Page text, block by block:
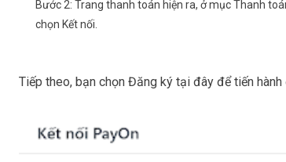
Bước 2: Trang thanh toán hiện ra, ở mụcThanh
chọn Kết nối.
Tiếp theo, bạn chọn Đăng ký tại đây để tiến